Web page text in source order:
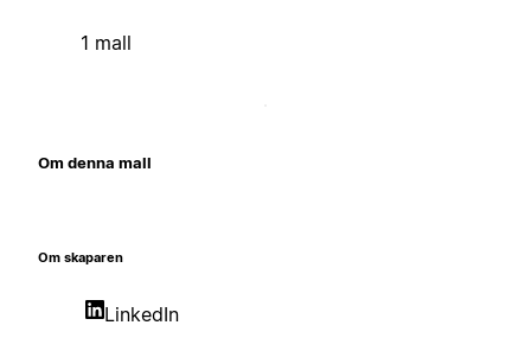
1 mall
Om denna mall
Om skaparen
LinkedIn